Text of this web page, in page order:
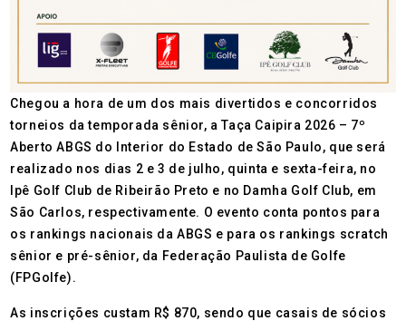
Chegou a hora de um dos mais divertidos e concorridos
torneios da temporada sênior, a Taça Caipira 2026 – 7º
Aberto ABGS do Interior do Estado de São Paulo, que será
realizado nos dias 2 e 3 de julho, quinta e sexta-feira, no
Ipê Golf Club de Ribeirão Preto e no Damha Golf Club, em
São Carlos, respectivamente. O evento conta pontos para
os rankings nacionais da ABGS e para os rankings scratch
sênior e pré-sênior, da Federação Paulista de Golfe
(FPGolfe).
As inscrições custam R$ 870, sendo que casais de sócios